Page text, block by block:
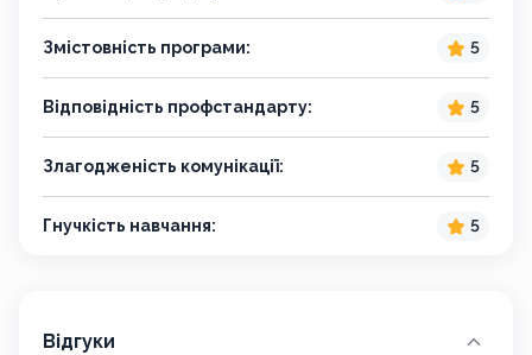
Змістовність програми: 5
Відповідність профстандарту: 5
Злагодженість комунікації: 5
Гнучкість навчання: 5
Відгуки